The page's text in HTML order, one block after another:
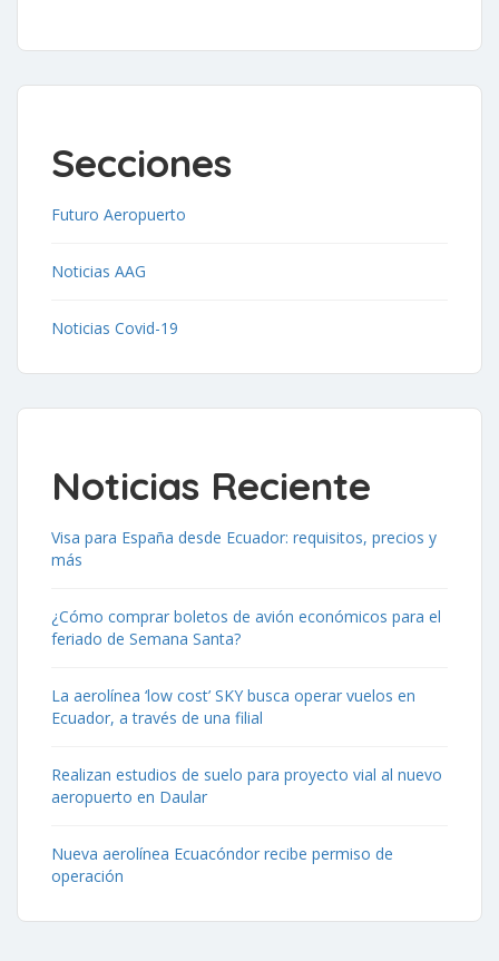
Secciones
Futuro Aeropuerto
Noticias AAG
Noticias Covid-19
Noticias Reciente
Visa para España desde Ecuador: requisitos, precios y
más
¿Cómo comprar boletos de avión económicos para el
feriado de Semana Santa?
La aerolínea ‘low cost’ SKY busca operar vuelos en
Ecuador, a través de una filial
Realizan estudios de suelo para proyecto vial al nuevo
aeropuerto en Daular
Nueva aerolínea Ecuacóndor recibe permiso de
operación